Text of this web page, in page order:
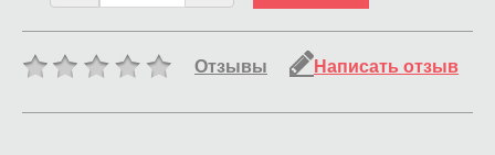
Отзывы Написать отзыв